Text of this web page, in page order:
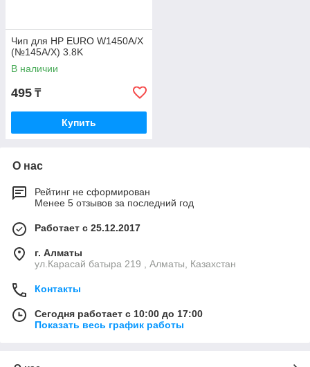
Чип для HP EURO W1450A/X
(№145A/X) 3.8K
В наличии
495 ₸
Купить
О нас
Рейтинг не сформирован
Менее 5 отзывов за последний год
Работает с 25.12.2017
г. Алматы
ул.Карасай батыра 219 , Алматы, Казахстан
Контакты
Сегодня работает с 10:00 до 17:00
Показать весь график работы